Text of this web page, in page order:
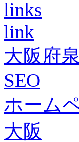
links
link
大阪府
SEO
ホーム
大阪